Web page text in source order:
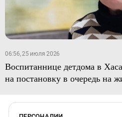
06:56, 25 июля 2026
Воспитаннице детдома в
на постановку в очередь на